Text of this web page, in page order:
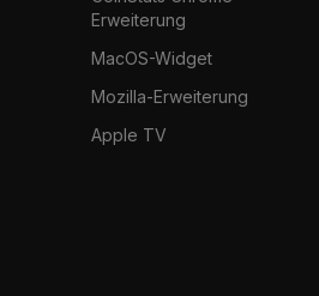
Erweiterung
MacOS-Widget
Mozilla-Erweiterung
Apple TV